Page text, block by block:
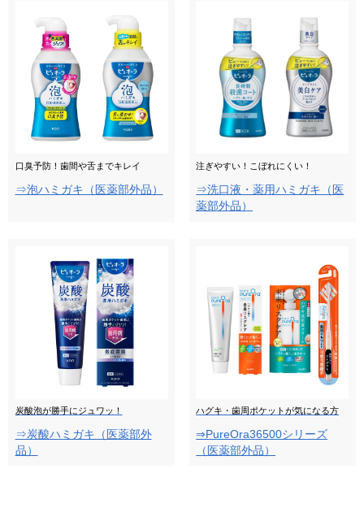
口臭予防！歯間や舌までキレイ
⇒泡ハミガキ（医薬部外品）
注ぎやすい！こぼれにくい！
⇒洗口液・薬用ハミガキ（医
薬部外品）
炭酸泡が勝手にジュワッ！
⇒炭酸ハミガキ（医薬部外
品）
ハグキ・歯周ポケットが気になる方
⇒PureOra36500シリーズ
（医薬部外品）